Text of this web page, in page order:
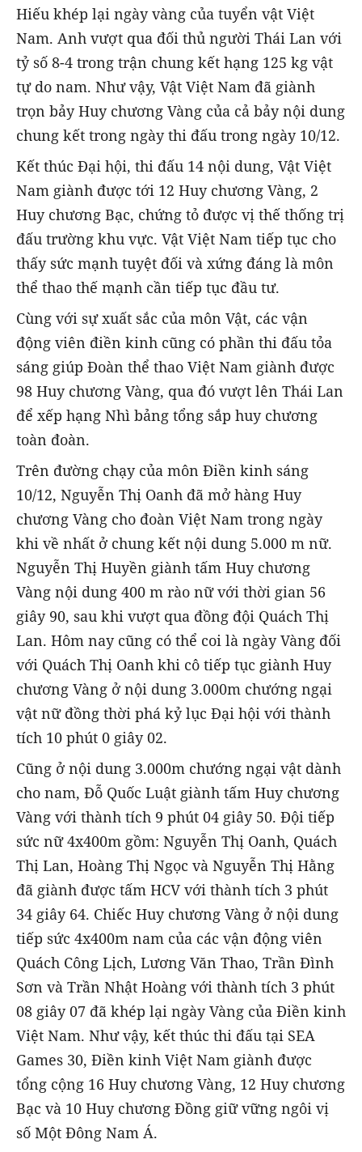
Hiếu khép lại ngày vàng của tuyển vật Việt
Nam. Anh vượt qua đối thủ người Thái Lan với
tỷ số 8-4 trong trận chung kết hạng 125 kg vật
tự do nam. Như vậy, Vật Việt Nam đã giành
trọn bảy Huy chương Vàng của cả bảy nội dung
chung kết trong ngày thi đấu trong ngày 10/12.
Kết thúc Đại hội, thi đấu 14 nội dung, Vật Việt
Nam giành được tới 12 Huy chương Vàng, 2
Huy chương Bạc, chứng tỏ được vị thế thống trị
đấu trường khu vực. Vật Việt Nam tiếp tục cho
thấy sức mạnh tuyệt đối và xứng đáng là môn
thể thao thế mạnh cần tiếp tục đầu tư.
Cùng với sự xuất sắc của môn Vật, các vận
động viên điền kinh cũng có phần thi đấu tỏa
sáng giúp Đoàn thể thao Việt Nam giành được
98 Huy chương Vàng, qua đó vượt lên Thái Lan
để xếp hạng Nhì bảng tổng sắp huy chương
toàn đoàn.
Trên đường chạy của môn Điền kinh sáng
10/12, Nguyễn Thị Oanh đã mở hàng Huy
chương Vàng cho đoàn Việt Nam trong ngày
khi về nhất ở chung kết nội dung 5.000 m nữ.
Nguyễn Thị Huyền giành tấm Huy chương
Vàng nội dung 400 m rào nữ với thời gian 56
giây 90, sau khi vượt qua đồng đội Quách Thị
Lan. Hôm nay cũng có thể coi là ngày Vàng đối
với Quách Thị Oanh khi cô tiếp tục giành Huy
chương Vàng ở nội dung 3.000m chướng ngại
vật nữ đồng thời phá kỷ lục Đại hội với thành
tích 10 phút 0 giây 02.
Cũng ở nội dung 3.000m chướng ngại vật dành
cho nam, Đỗ Quốc Luật giành tấm Huy chương
Vàng với thành tích 9 phút 04 giây 50. Đội tiếp
sức nữ 4x400m gồm: Nguyễn Thị Oanh, Quách
Thị Lan, Hoàng Thị Ngọc và Nguyễn Thị Hằng
đã giành được tấm HCV với thành tích 3 phút
34 giây 64. Chiếc Huy chương Vàng ở nội dung
tiếp sức 4x400m nam của các vận động viên
Quách Công Lịch, Lương Văn Thao, Trần Đình
Sơn và Trần Nhật Hoàng với thành tích 3 phút
08 giây 07 đã khép lại ngày Vàng của Điền kinh
Việt Nam. Như vậy, kết thúc thi đấu tại SEA
Games 30, Điền kinh Việt Nam giành được
tổng cộng 16 Huy chương Vàng, 12 Huy chương
Bạc và 10 Huy chương Đồng giữ vững ngôi vị
số Một Đông Nam Á.